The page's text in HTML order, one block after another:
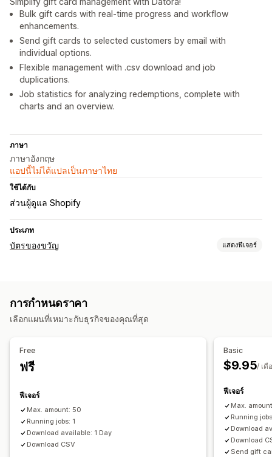
Bulk gift cards with real-time progress and workflow
enhancements.
Send gift cards to selected customers by email with
individual options.
Flexible management with .csv download and job
duplications.
Job statistics for analyzing redemptions, complete with
charts and an overview.
ภาษา
ภาษาอังกฤษ
แอปนี้ไม่ได้แปลเป็นภาษาไทย
ใช้ได้กับ
ส่วนผู้ดูแล Shopify
ประเภท
บัตรของขวัญ แสดงฟีเจอร์
การปรับแต่ง
จำนวนเงินที่กำหนดเอง
ข้อความของขวัญ
ตัวเลือกการจัดส่ง
การส่งจำนวนมาก
การกำหนดราคา
เลือกแผนที่เหมาะกับธุรกิจของคุณที่สุด
Free
ฟรี
ฟีเจอร์
Max. amount: 50
Running jobs: 1
Download available: 1 Day
Download CSV
Basic
$9.95/ เดื
ฟีเจอร์
Max.
Running
Download
Download
Send gift